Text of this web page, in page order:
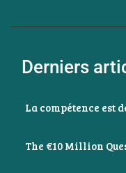
Derniers
La compétence est
The €10 Million